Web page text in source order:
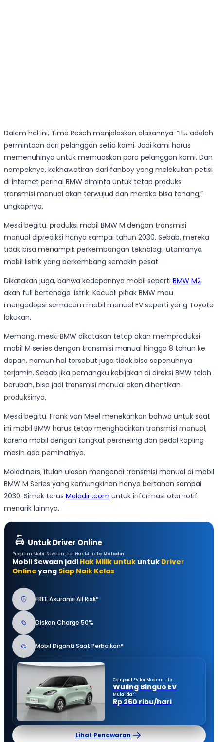
Dalam hal ini, Timo Resch menjelaskan alasannya. “Itu adalah
permintaan dari pelanggan setia kami. Jadi kami harus
memenuhinya untuk memuaskan para pelanggan kami. Dan
nampaknya, kekhawatiran dari fanboy yang melakukan petisi
di internet perihal BMW diminta untuk tetap produksi
transmisi manual akan terwujud dan mereka bisa tenang,”
ungkapnya.
Meski begitu, produksi mobil BMW M dengan transmisi
manual diprediksi hanya sampai tahun 2030. Sebab, mereka
tidak bisa menampik perkembangan teknologi, utamanya
mobil listrik yang berkembang semakin pesat.
Dikatakan juga, bahwa kedepannya mobil seperti BMW M2
akan full bertenaga listrik. Kecuali pihak BMW mau
mengadopsi semacam mobil manual EV seperti yang Toyota
lakukan.
Memang, meski BMW dikatakan tetap akan memproduksi
mobil M series dengan transmisi manual hingga 8 tahun ke
depan, namun hal tersebut juga tidak bisa sepenuhnya
terjamin. Sebab jika pemangku kebijakan di direksi BMW telah
berubah, bisa jadi transmisi manual akan dihentikan
produksinya.
Meski begitu, Frank van Meel menekankan bahwa untuk saat
ini mobil BMW harus tetap menghadirkan transmisi manual,
karena mobil dengan tongkat persneling dan pedal kopling
masih ada peminatnya.
Moladiners, itulah ulasan mengenai transmisi manual di mobil
BMW M Series yang kemungkinan hanya bertahan sampai
2030. Simak terus Moladin.com untuk informasi otomotif
menarik lainnya.
Untuk Driver Online
Program Mobil Sewaan jadi Hak Milik by Moladin
Mobil Sewaan jadi Hak Milik untuk untuk Driver
Online yang Siap Naik Kelas
FREE Asuransi All Risk*
Diskon Charge 50%
Mobil Diganti Saat Perbaikan*
Compact EV for Modern Life
Wuling Binguo EV
Mulai dari
Rp 260 ribu/hari
Lihat Penawaran